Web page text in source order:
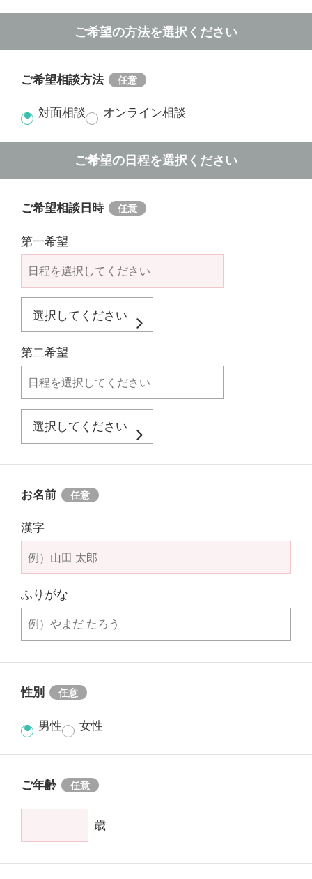
ご希望の方法を選択ください
ご希望相談方法
対面相談 オンライン相談
ご希望の日程を選択ください
ご希望相談日時
第一希望
第二希望
お名前
漢字
ふりがな
性別
男性 女性
ご年齢
歳